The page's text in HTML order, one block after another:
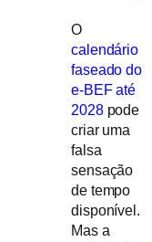
O
calendário
faseado do
e-BEF até
2028pode
criar uma
falsa
sensação
de tempo
disponível.
Mas a